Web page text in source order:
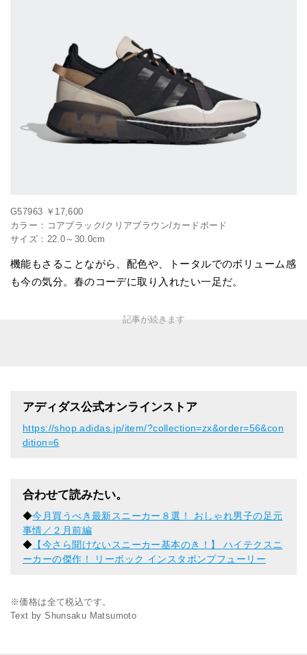
G57963 ￥17,600
カラー：コアブラック/クリアブラウン/カードボード
サイズ：22.0～30.0cm
機能もさることながら、配色や、トータルでのボリューム感
も今の気分。春のコーデに取り入れたい一足だ。
アディダス公式オンラインストア
https://shop.adidas.jp/item/?collection=zx&order=56&con
dition=6
合わせて読みたい。
◆今月買うべき最新スニーカー８選！ おしゃれ男子の足元
事情／２月前編
◆ 【今さら聞けないスニーカー基本のき！】 ハイテクスニ
ーカーの傑作！ リーボック インスタポンプフューリー
※価格は全て税込です。
Text by Shunsaku Matsumoto